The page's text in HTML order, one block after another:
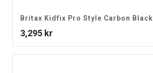
Britax Kidfix Pro Style Carbon Black
3,295 kr